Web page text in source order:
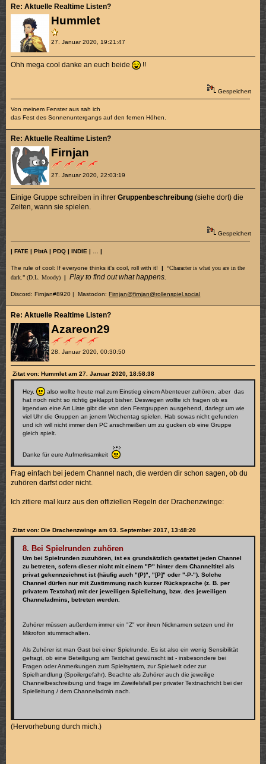
Hummlet
27. Januar 2020, 19:21:47
Re: Aktuelle Realtime Listen?
Ohh mega cool danke an euch beide !!
Gespeichert
Von meinem Fenster aus sah ich
das Fest des Sonnenuntergangs auf den fernen Höhen.
Firnjan
27. Januar 2020, 22:03:19
Re: Aktuelle Realtime Listen?
Einige Gruppe schreiben in ihrerGruppenbeschreibung (siehe dort) die
Zeiten, wann sie spielen.
Gespeichert
| FATE | PbtA | PDQ | INDIE | … |
The rule of cool: If everyone thinks it's cool, roll with it!|
“Character is what you are in the
dark.” (D.L. Moody) | Play to find out what happens.
Discord: Firnjan#8920 | Mastodon:Firnjan@firnjan@rollenspiel.social
Azareon29
28. Januar 2020, 00:30:50
Re: Aktuelle Realtime Listen?
Zitat von: Hummlet am 27. Januar 2020, 18:58:38
Hey,
also wollte heute mal zum Einstieg einem Abenteuer zuhören, aber das
hat noch nicht so richtig geklappt bisher. Deswegen wollte ich fragen ob es
irgendwo eine Art Liste gibt die von den Festgruppen ausgehend, darlegt um wie
viel Uhr die Gruppen an jenem Wochentag spielen. Hab sowas nicht gefunden
und ich will nicht immer den PC anschmeißen um zu gucken ob eine Gruppe
gleich spielt.
Danke für eure Aufmerksamkeit
Frag einfach bei jedem Channel nach, die werden dir schon sagen, ob du
zuhören darfst oder nicht.
Ich zitiere mal kurz aus den offiziellen Regeln der Drachenzwinge:
Zitat von: Die Drachenzwinge am 03. September 2017, 13:48:20
8. Bei Spielrunden zuhören
Um bei Spielrunden zuzuhören, ist es grundsätzlich gestattet jeden Channel
zu betreten, sofern dieser nicht mit einem "P" hinter dem Channeltitel als
privat gekennzeichnet ist (häufig auch "(P)", "[P]" oder "-P-"). Solche
Channel dürfen nur mit Zustimmung nach kurzer Rücksprache (z. B. per
privatem Textchat) mit der jeweiligen Spielleitung, bzw. des jeweiligen
Channeladmins, betreten werden.
Zuhörer müssen außerdem immer ein "Z" vor ihren Nicknamen setzen und ihr
Mikrofon stummschalten.
Als Zuhörer ist man Gast bei einer Spielrunde. Es ist also ein wenig Sensibilität
gefragt, ob eine Beteiligung am Textchat gewünscht ist - insbesondere bei
Fragen oder Anmerkungen zum Spielsystem, zur Spielwelt oder zur
Spielhandlung (Spoilergefahr). Beachte als Zuhörer auch die jeweilige
Channelbeschreibung und frage im Zweifelsfall per privater Textnachricht bei der
Spielleitung / dem Channeladmin nach.
(Hervorhebung durch mich.)